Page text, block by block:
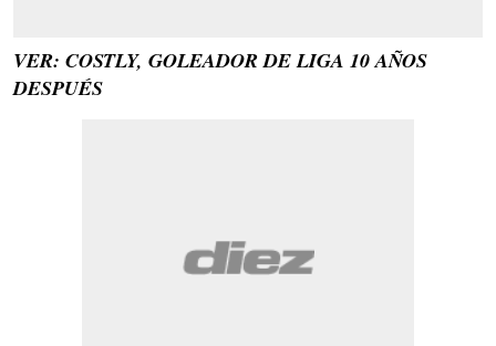
VER: COSTLY, GOLEADOR DE LIGA 10 AÑOS
DESPUÉS